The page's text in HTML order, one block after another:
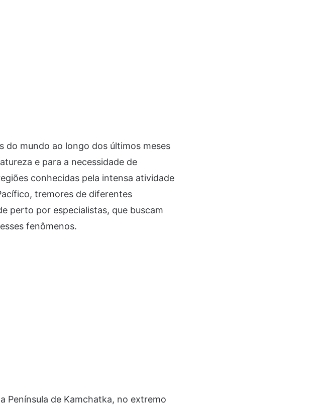
mundo ao longo dos últimos meses
e para a necessidade de
conhecidas pela intensa atividade
tremores de diferentes
perto por especialistas, que buscam
fenômenos.
Península de Kamchatka, no extremo